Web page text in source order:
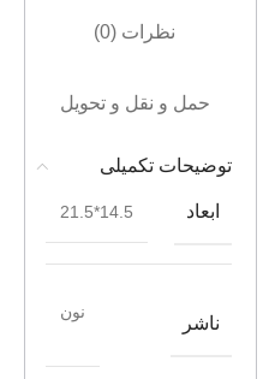
نظرات (0)
حمل و نقل و تحویل
توضیحات تکمیلی
ابعاد 14.5*21.5
ناشر
نون